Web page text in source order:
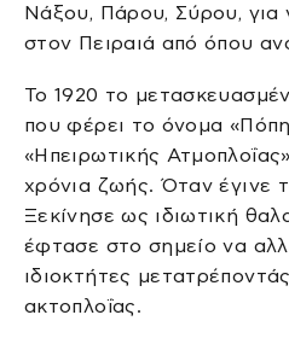
Νάξου, Πάρου, Σύρου, για
στον Πειραιά από όπου
Το 1920 το
που φέρει το όνομα
«Ηπειρωτικής
χρόνια ζωής. Όταν έγινε
Ξεκίνησε ως ιδιωτική
έφτασε στο σημείο να
ιδιοκτήτες
ακτοπλοΐας.